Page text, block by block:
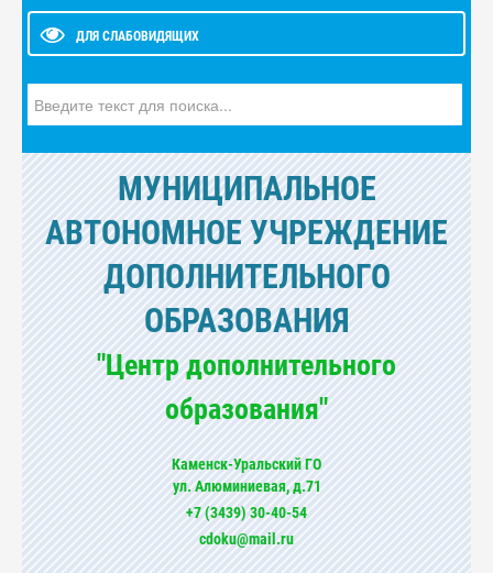
ДЛЯ СЛАБОВИДЯЩИХ
МУНИЦИПАЛЬНОЕ
АВТОНОМНОЕ УЧРЕЖДЕНИЕ
ДОПОЛНИТЕЛЬНОГО
ОБРАЗОВАНИЯ
"Центр дополнительного
образования"
Каменск-Уральский ГО
ул. Алюминиевая, д.71
+7 (3439) 30-40-54
cdoku@mail.ru